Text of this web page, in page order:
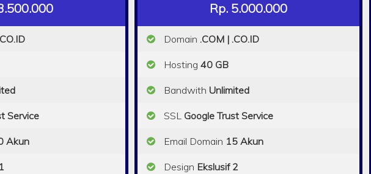
Service
Akun
Rp. 5.000.000
Domain .COM | .CO.ID
Hosting40 GB
Bandwith Unlimited
SSL Google Trust Service
Email Domain 15 Akun
Design Ekslusif 2